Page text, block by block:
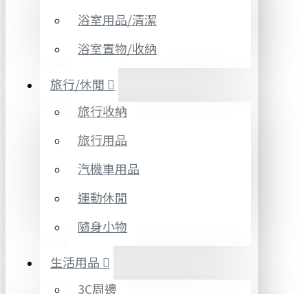
浴室用品/清潔
浴室置物/收納
旅行/休閒
旅行收納
旅行用品
汽機車用品
運動休閒
隨身小物
生活用品
3C周邊